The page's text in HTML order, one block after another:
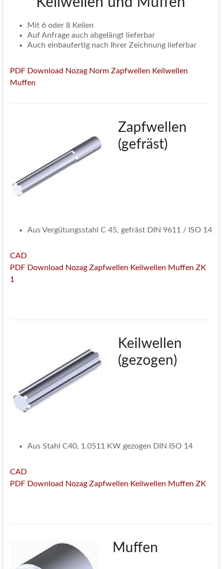
Mit 6 oder 8 Keilen
Auf Anfrage auch abgelängt lieferbar
Auch einbaufertig nach Ihrer Zeichnung lieferbar
PDF Download Nozag Norm Zapfwellen Keilwellen
Muffen
Zapfwellen
(gefräst)
Aus Vergütungsstahl C 45, gefräst DIN 9611 / ISO 14
CAD
PDF Download Nozag Zapfwellen Keilwellen Muffen ZK
1
Keilwellen
(gezogen)
Aus Stahl C40, 1.0511 KW gezogen DIN ISO 14
CAD
PDF Download Nozag Zapfwellen Keilwellen Muffen ZK
Muffen